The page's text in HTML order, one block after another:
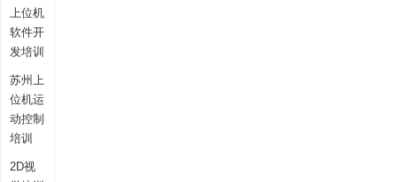
上位机
软件开
发培训
苏州上
位机运
动控制
培训
2D视